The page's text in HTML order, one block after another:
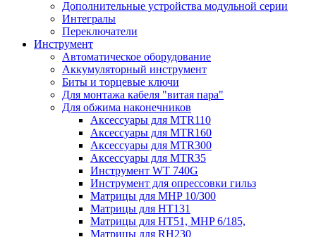
Дополнительные устройства модульной серии
Интегралы
Переключатели
Инструмент
Автоматическое оборудование
Аккумуляторный инструмент
Биты и торцевые ключи
Для монтажа кабеля "витая пара"
Для обжима наконечников
Аксессуары для MTR110
Аксессуары для MTR160
Аксессуары для MTR300
Аксессуары для MTR35
Инструмент WT 740G
Инструмент для опрессовки гильз
Матрицы для MHP 10/300
Матрицы для НТ131
Матрицы для НТ51, MHP 6/185,
Матрицы для RH230